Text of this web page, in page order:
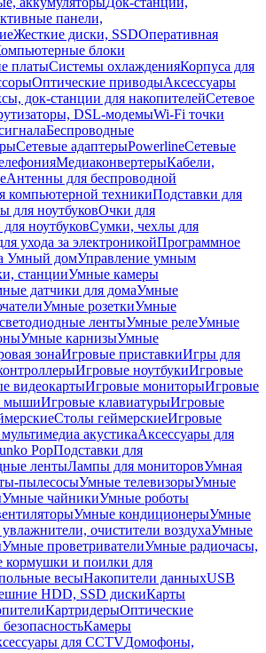
панели,
Жесткие диски, SSDОперативная
блоки
платыСистемы охлажденияКорпуса для
Оптические приводыАксессуары
док-станции для накопителейСетевое
DSL-модемыWi-Fi точки
Беспроводные
Сетевые адаптерыPowerlineСетевые
МедиаконвертерыКабели,
Антенны для беспроводной
компьютерной техникиПодставки для
для ноутбуковОчки для
ноутбуковСумки, чехлы для
ухода за электроникойПрограммное
Умный домУправление умным
станцииУмные камеры
датчики для домаУмные
Умные розеткиУмные
лентыУмные релеУмные
Умные карнизыУмные
зонаИгровые приставкиИгры для
Игровые ноутбукиИгровые
видеокартыИгровые мониторыИгровые
мышиИгровые клавиатурыИгровые
Столы геймерскиеИгровые
акустикаАксессуары для
PopПодставки для
лентыЛампы для мониторовУмная
пылесосыУмные телевизорыУмные
Умные чайникиУмные роботы
Умные кондиционерыУмные
очистители воздухаУмные
Умные проветривателиУмные радиочасы,
и поилки для
весыНакопители данныхUSB
HDD, SSD дискиКарты
КартридерыОптические
Камеры
для CCTVДомофоны,